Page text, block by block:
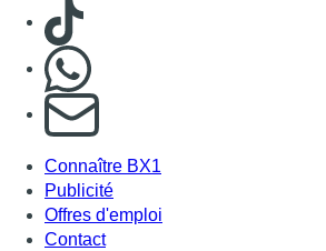
Consulter TikTok
S'abonner à notre newsletter
Connaître BX1
Publicité
Offres d'emploi
Contact